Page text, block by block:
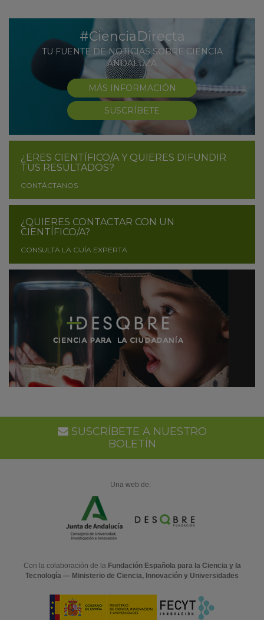
#CienciaDirecta
TU FUENTE DE NOTICIAS SOBRE CIENCIA
ANDALUZA
MÁS INFORMACIÓN
SUSCRÍBETE
¿ERES CIENTÍFICO/A Y QUIERES DIFUNDIR
TUS RESULTADOS?
CONTÁCTANOS
¿QUIERES CONTACTAR CON UN
CIENTÍFICO/A?
CONSULTA LA GUÍA EXPERTA
SUSCRÍBETE A NUESTRO
BOLETÍN
Una web de:
Con la colaboración de la Fundación Española para la Ciencia y la
Tecnología — Ministerio de Ciencia, Innovación y Universidades